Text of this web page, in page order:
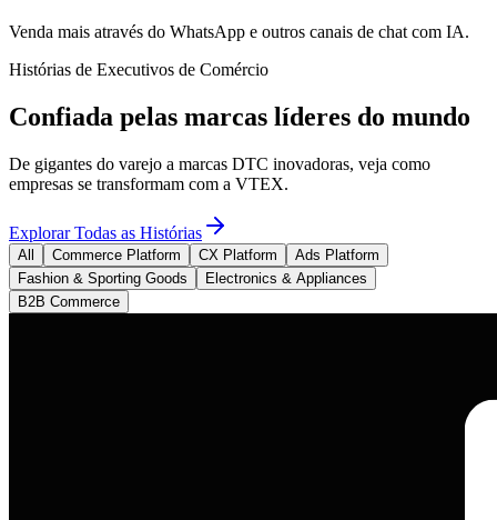
Venda mais através do WhatsApp e outros canais de chat com IA.
Histórias de Executivos de Comércio
Confiada pelas marcas líderes do mundo
De gigantes do varejo a marcas DTC inovadoras, veja como
empresas se transformam com a VTEX.
Explorar Todas as Histórias
All Commerce Platform CX Platform
Ads Platform
Fashion & Sporting Goods
Electronics & Appliances
B2B Commerce